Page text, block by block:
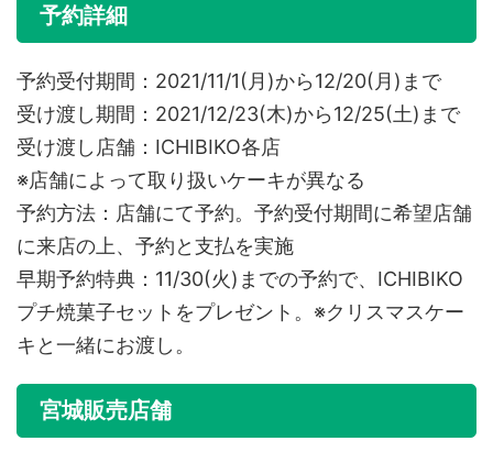
予約詳細
予約受付期間：2021/11/1(月)から12/20(月)まで
受け渡し期間：2021/12/23(木)から12/25(土)まで
受け渡し店舗：ICHIBIKO各店
※店舗によって取り扱いケーキが異なる
予約方法：店舗にて予約。予約受付期間に希望店舗
に来店の上、予約と支払を実施
早期予約特典：11/30(火)までの予約で、ICHIBIKO
プチ焼菓子セットをプレゼント。※クリスマスケー
キと一緒にお渡し。
宮城販売店舗